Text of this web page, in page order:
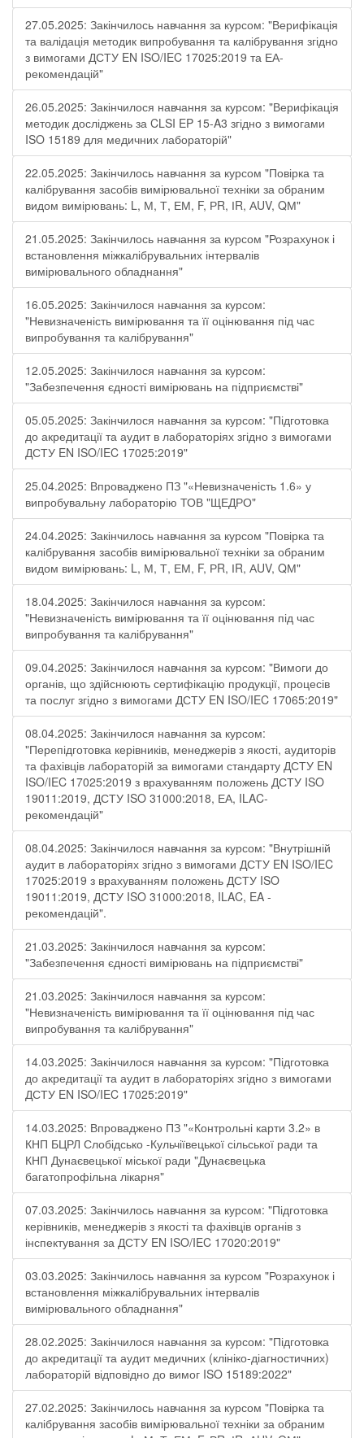
27.05.2025: Закінчилось навчання за курсом: "Верифікація
та валідація методик випробування та калібрування згідно
з вимогами ДСТУ EN ISO/IEC 17025:2019 та ЕА-
рекомендацій"
26.05.2025: Закінчилося навчання за курсом: "Верифікація
методик досліджень за CLSI EP 15-A3 згідно з вимогами
ISO 15189 для медичних лабораторій"
22.05.2025: Закінчилось навчання за курсом "Повірка та
калібрування засобів вимірювальної техніки за обраним
видом вимірювань: L, М, Т, ЕМ, F, РR, ІR, АUV, QМ"
21.05.2025: Закінчилось навчання за курсом "Розрахунок і
встановлення міжкалібрувальних інтервалів
вимірювального обладнання"
16.05.2025: Закінчилося навчання за курсом:
"Невизначеність вимірювання та її оцінювання під час
випробування та калібрування"
12.05.2025: Закінчилося навчання за курсом:
"Забезпечення єдності вимірювань на підприємстві"
05.05.2025: Закінчилося навчання за курсом: "Підготовка
до акредитації та аудит в лабораторіях згідно з вимогами
ДСТУ EN ISO/IEC 17025:2019"
25.04.2025: Впроваджено ПЗ "«Невизначеність 1.6» у
випробувальну лабораторію ТОВ "ЩЕДРО"
24.04.2025: Закінчилось навчання за курсом "Повірка та
калібрування засобів вимірювальної техніки за обраним
видом вимірювань: L, М, Т, ЕМ, F, РR, ІR, АUV, QМ"
18.04.2025: Закінчилося навчання за курсом:
"Невизначеність вимірювання та її оцінювання під час
випробування та калібрування"
09.04.2025: Закінчилося навчання за курсом: "Вимоги до
органів, що здійснюють сертифікацію продукції, процесів
та послуг згідно з вимогами ДСТУ EN ISO/IEC 17065:2019"
08.04.2025: Закінчилося навчання за курсом:
"Перепідготовка керівників, менеджерів з якості, аудиторів
та фахівців лабораторій за вимогами стандарту ДСТУ EN
ISO/IEC 17025:2019 з врахуванням положень ДСТУ ISO
19011:2019, ДСТУ ISO 31000:2018, ЕА, ILAC-
рекомендацій"
08.04.2025: Закінчилося навчання за курсом: "Внутрішній
аудит в лабораторіях згідно з вимогами ДСТУ EN ISO/IEC
17025:2019 з врахуванням положень ДСТУ ISO
19011:2019, ДСТУ ISO 31000:2018, ILAC, EA -
рекомендацій".
21.03.2025: Закінчилося навчання за курсом:
"Забезпечення єдності вимірювань на підприємстві"
21.03.2025: Закінчилося навчання за курсом:
"Невизначеність вимірювання та її оцінювання під час
випробування та калібрування"
14.03.2025: Закінчилося навчання за курсом: "Підготовка
до акредитації та аудит в лабораторіях згідно з вимогами
ДСТУ EN ISO/IEC 17025:2019"
14.03.2025: Впроваджено ПЗ "«Контрольні карти 3.2» в
КНП БЦРЛ Слобідсько -Кульчіївецької сільської ради та
КНП Дунаєвецької міської ради "Дунаєвецька
багатопрофільна лікарня"
07.03.2025: Закінчилось навчання за курсом: "Підготовка
керівників, менеджерів з якості та фахівців органів з
інспектування за ДСТУ EN ISO/IEC 17020:2019"
03.03.2025: Закінчилось навчання за курсом "Розрахунок і
встановлення міжкалібрувальних інтервалів
вимірювального обладнання"
28.02.2025: Закінчилося навчання за курсом: "Підготовка
до акредитації та аудит медичних (клініко-діагностичних)
лабораторій відповідно до вимог ISO 15189:2022"
27.02.2025: Закінчилось навчання за курсом "Повірка та
калібрування засобів вимірювальної техніки за обраним